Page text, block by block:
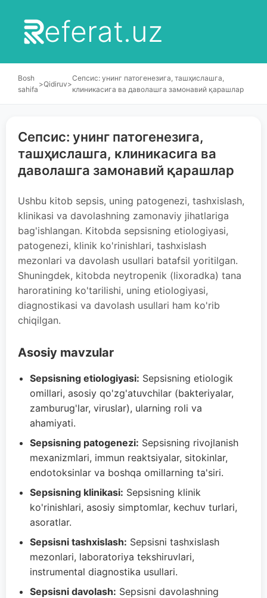
eferat.uz
Bosh
sahifa
>Qidiruv>
Сепсис: унинг патогенезига, ташҳислашга,
клиникасига ва даволашга замонавий қарашлар
Сепсис: унинг патогенезига,
ташҳислашга, клиникасига ва
даволашга замонавий қарашлар
Ushbu kitob sepsis, uning patogenezi, tashxislash,
klinikasi va davolashning zamonaviy jihatlariga
bag'ishlangan. Kitobda sepsisning etiologiyasi,
patogenezi, klinik ko'rinishlari, tashxislash
mezonlari va davolash usullari batafsil yoritilgan.
Shuningdek, kitobda neytropenik (lixoradka) tana
haroratining ko'tarilishi, uning etiologiyasi,
diagnostikasi va davolash usullari ham ko'rib
chiqilgan.
Asosiy mavzular
Sepsisning etiologiyasi: Sepsisning etiologik
omillari, asosiy qo'zg'atuvchilar (bakteriyalar,
zamburug'lar, viruslar), ularning roli va
ahamiyati.
Sepsisning patogenezi: Sepsisning rivojlanish
mexanizmlari, immun reaktsiyalar, sitokinlar,
endotoksinlar va boshqa omillarning ta'siri.
Sepsisning klinikasi: Sepsisning klinik
ko'rinishlari, asosiy simptomlar, kechuv turlari,
asoratlar.
Sepsisni tashxislash: Sepsisni tashxislash
mezonlari, laboratoriya tekshiruvlari,
instrumental diagnostika usullari.
Sepsisni davolash: Sepsisni davolashning